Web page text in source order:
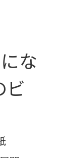
な
ビ